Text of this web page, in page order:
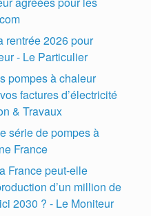
rentrée 2026 pour
- Le Particulier
pompes à chaleur
factures d’électricité
& Travaux
série de pompes à
France
France peut-elle
d’un million de
2030 ? - Le Moniteur